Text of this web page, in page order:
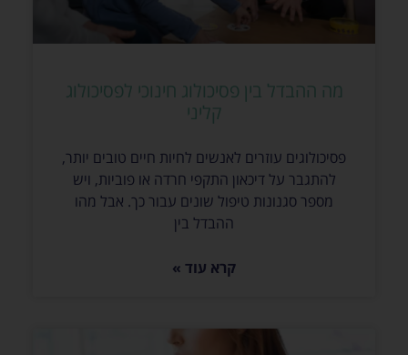
מה ההבדל בין פסיכולוג חינוכי לפסיכולוג
קליני
פסיכולוגים עוזרים לאנשים לחיות חיים טובים יותר,
להתגבר על דיכאון התקפי חרדה או פוביות, ויש
מספר סגנונות טיפול שונים עבור כך. אבל מהו
ההבדל בין
קרא עוד »